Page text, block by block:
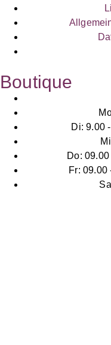
Boutique
Di: 9.00
Do:
Fr: 09.00